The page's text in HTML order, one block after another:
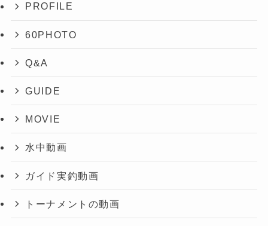
PROFILE
60PHOTO
Q&A
GUIDE
MOVIE
水中動画
ガイド実釣動画
トーナメントの動画